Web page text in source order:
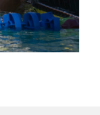
síðani ikki á